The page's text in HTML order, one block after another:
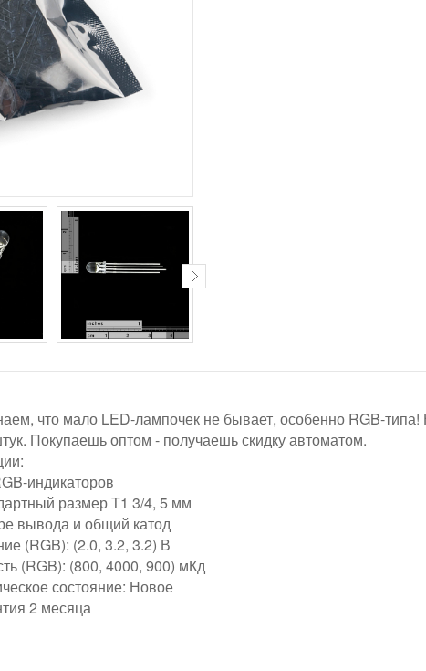
что мало LED-лампочек не бывает, особенно RGB-
Покупаешь оптом - получаешь скидку автоматом.
индикаторов
размер Т1 3/4, 5 мм
вывода и общий катод
(RGB): (2.0, 3.2, 3.2) В
(RGB): (800, 4000, 900) мКд
состояние: Новое
2 месяца